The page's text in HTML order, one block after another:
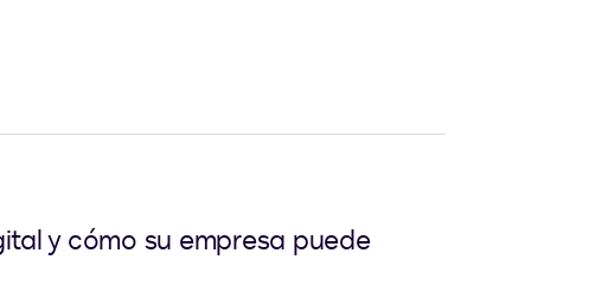
y cómo su empresa puede